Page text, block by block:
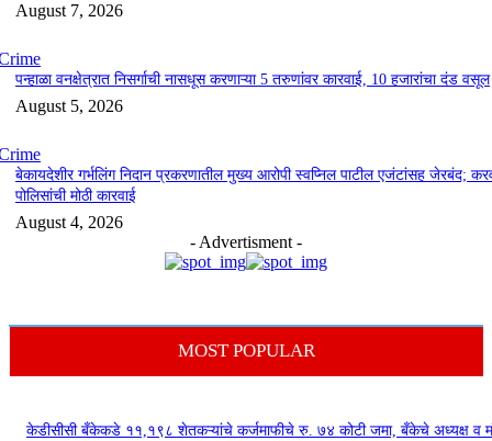
August 7, 2026
पन्हाळा वनक्षेत्रात निसर्गाची नासधूस करणाऱ्या 5 तरुणांवर कारवाई, 10 हजारांचा दंड वसूल
August 5, 2026
बेकायदेशीर गर्भलिंग निदान प्रकरणातील मुख्य आरोपी स्वप्निल पाटील एजंटांसह जेरबंद;
पोलिसांची मोठी कारवाई
August 4, 2026
- Advertisment -
MOST POPULAR
केडीसीसी बँकेकडे ११,१९८ शेतकऱ्यांचे कर्जमाफीचे रु. ७४ कोटी जमा, बँकेचे अध्यक्ष व